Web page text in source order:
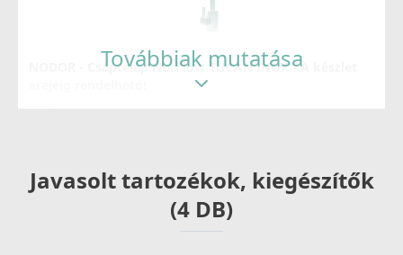
NODOR - Csaptelep NorFlow TUCAN INOX - A készlet
Részletek
Továbbiak mutatása
Javasolt tartozékok, kiegészítők
(4 DB)